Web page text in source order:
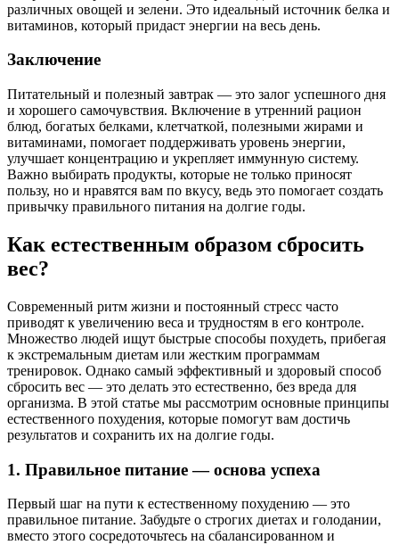
различных овощей и зелени. Это идеальный источник белка и
витаминов, который придаст энергии на весь день.
Заключение
Питательный и полезный завтрак — это залог успешного дня
и хорошего самочувствия. Включение в утренний рацион
блюд, богатых белками, клетчаткой, полезными жирами и
витаминами, помогает поддерживать уровень энергии,
улучшает концентрацию и укрепляет иммунную систему.
Важно выбирать продукты, которые не только приносят
пользу, но и нравятся вам по вкусу, ведь это помогает создать
привычку правильного питания на долгие годы.
Как естественным образом сбросить
вес?
Современный ритм жизни и постоянный стресс часто
приводят к увеличению веса и трудностям в его контроле.
Множество людей ищут быстрые способы похудеть, прибегая
к экстремальным диетам или жестким программам
тренировок. Однако самый эффективный и здоровый способ
сбросить вес — это делать это естественно, без вреда для
организма. В этой статье мы рассмотрим основные принципы
естественного похудения, которые помогут вам достичь
результатов и сохранить их на долгие годы.
1. Правильное питание — основа успеха
Первый шаг на пути к естественному похудению — это
правильное питание. Забудьте о строгих диетах и голодании,
вместо этого сосредоточьтесь на сбалансированном и